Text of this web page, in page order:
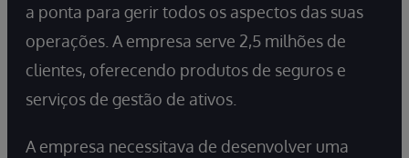
a ponta para gerir todos os aspectos das suas
operações. A empresa serve 2,5 milhões de
clientes, oferecendo produtos de seguros e
serviços de gestão de ativos.
A empresa necessitava de desenvolver uma